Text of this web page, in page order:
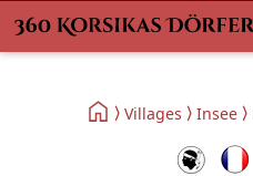
Villages Insee